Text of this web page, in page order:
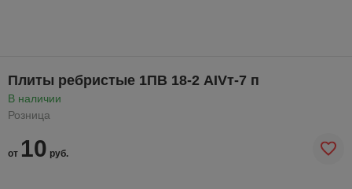
Плиты ребристые 1ПВ 18-2 АIVт-7 п
В наличии
Розница
от 10 руб.